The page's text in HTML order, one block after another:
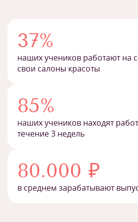
37%
наших учеников работают на
свои салоны красоты
85%
наших учеников находят
течение 3 недель
80.000 ₽
в среднем зарабатывают